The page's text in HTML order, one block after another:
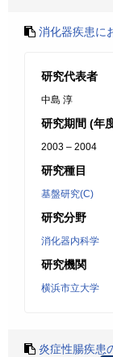
消化器疾患に
研究代表者
中島 淳
研究期間 (年
2003 – 2004
研究種目
基盤研究(C)
研究分野
消化器内科学
研究機関
横浜市立大学
炎症性腸疾患